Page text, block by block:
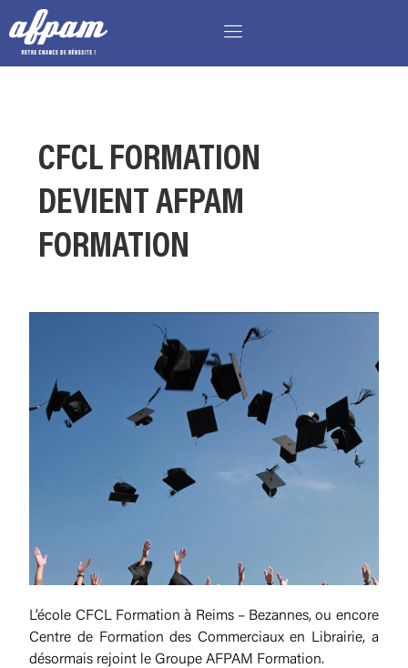
CFCL FORMATION
DEVIENT AFPAM
FORMATION
L’école CFCL Formation à Reims – Bezannes, ou encore
Centre de Formation des Commerciaux en Librairie, a
désormais rejoint le Groupe AFPAM Formation.